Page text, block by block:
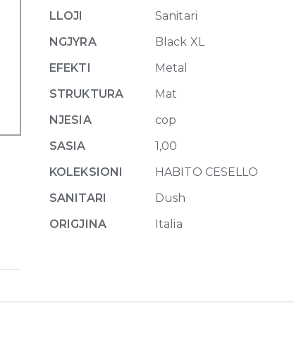
299
Matte
quantity
LLOJI
Sanitari
NGJYRA
Black XL
EFEKTI
Metal
STRUKTURA
Mat
NJESIA
cop
SASIA
1,00
KOLEKSIONI
HABITO CESELLO
SANITARI
Dush
ORIGJINA
Italia